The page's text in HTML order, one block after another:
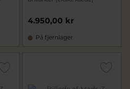
4.950,00 kr
På fjernlager